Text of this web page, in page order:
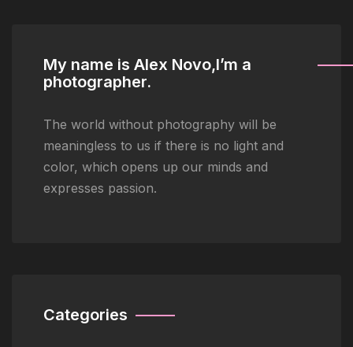
My name is Alex Novo,I’m a
photographer.
The world without photography will be
meaningless to us if there is no light and
color, which opens up our minds and
expresses passion.
Categories